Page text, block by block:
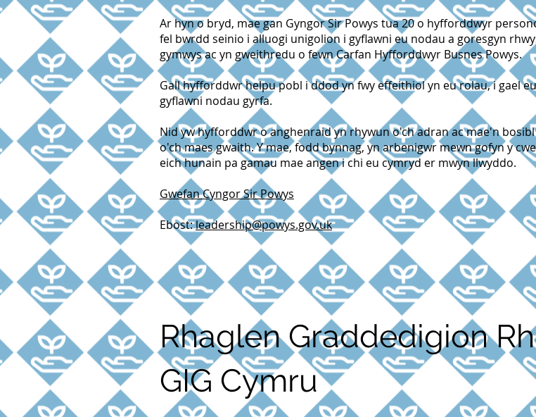
Ar hyn o bryd, mae gan Gyngor Sir Powys tua 20 o hyfforddwyr
fel bwrdd seinio i alluogi unigolion i gyflawni eu nodau a goresgyn
gymwys ac yn gweithredu o fewn Carfan Hyfforddwyr Busnes Powys.
Gall hyfforddwr helpu pobl i ddod yn fwy effeithiol yn eu rolau, i gael
gyflawni nodau gyrfa.
Nid yw hyfforddwr o anghenraid yn rhywun o'ch adran ac mae'n
o'ch maes gwaith. Y mae, fodd bynnag, yn arbenigwr mewn gofyn y
eich hunain pa gamau mae angen i chi eu cymryd er mwyn llwyddo.
Gwefan Cyngor Sir Powys
Ebost:leadership@powys.gov.uk
Rhaglen Graddedigion
GIG Cymru